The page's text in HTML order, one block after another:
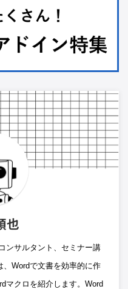
也
ンサルタント、セミナー講
Wordで文書を効率的に作
マクロを紹介します。Word